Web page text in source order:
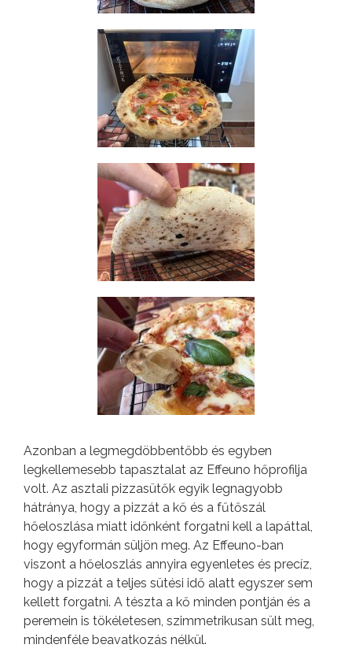
Azonban a legmegdöbbentőbb és egyben
legkellemesebb tapasztalat az Effeuno hőprofilja
volt. Az asztali pizzasütők egyik legnagyobb
hátránya, hogy a pizzát a kő és a fűtőszál
hőeloszlása miatt időnként forgatni kell a lapáttal,
hogy egyformán süljön meg. Az Effeuno-ban
viszont a hőeloszlás annyira egyenletes és precíz,
hogy a pizzát a teljes sütési idő alatt egyszer sem
kellett forgatni. A tészta a kő minden pontján és a
peremein is tökéletesen, szimmetrikusan sült meg,
mindenféle beavatkozás nélkül.